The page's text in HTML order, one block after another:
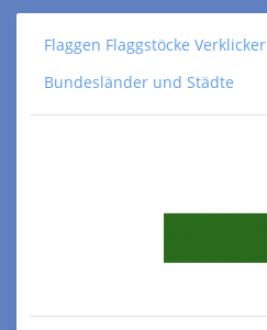
Flaggen Flaggstöcke Verklicker
Bundesländer und Städte